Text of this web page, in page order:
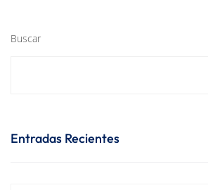
Buscar
Entradas Recientes